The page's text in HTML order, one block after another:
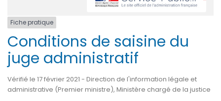
Fiche pratique
Conditions de saisine du
juge administratif
Vérifié le 17 février 2021 - Direction de l'information légale et
administrative (Premier ministre), Ministère chargé de la justice